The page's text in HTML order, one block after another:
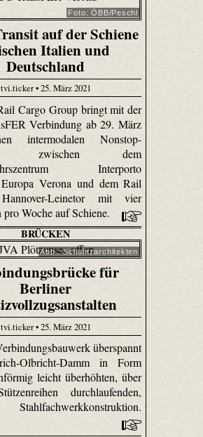
Foto: ÖBB/Peschl
auf der Schiene
Italien und
Deutschland
tvi.ticker • 25. März 2021
Cargo Group bringt mit der
Verbindung ab 29. März
intermodalen Nonstop-
zwischen dem
Interporto
Verona und dem Rail
Leinetor mit vier
pro Woche auf Schiene.
BRÜCKEN
Abb.: Schulitzarchitekten
für
Berliner
tvi.ticker • 25. März 2021
überspannt
Olbricht-Damm in Form
leicht überhöhten, über
durchlaufenden,